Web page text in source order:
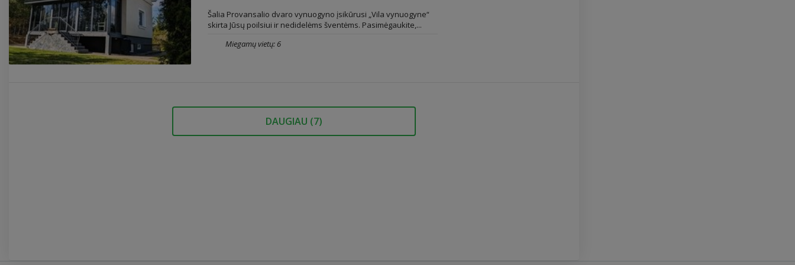
Šalia Provansalio dvaro vynuogyno įsikūrusi „Vila vynuogyne“
skirta Jūsų poilsiui ir nedidelėms šventėms. Pasimėgaukite,...
Miegamų vietų: 6
DAUGIAU (7)